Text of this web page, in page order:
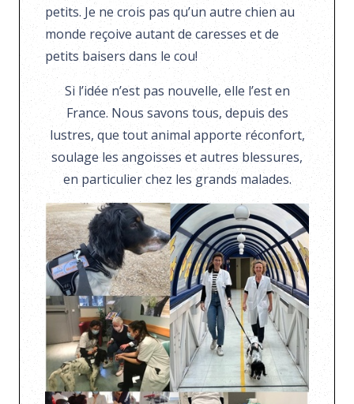
petits. Je ne crois pas qu’un autre chien au
monde reçoive autant de caresses et de
petits baisers dans le cou!
Si l’idée n’est pas nouvelle, elle l’est en
France. Nous savons tous, depuis des
lustres, que tout animal apporte réconfort,
soulage les angoisses et autres blessures,
en particulier chez les grands malades.